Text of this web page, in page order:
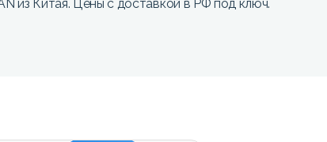
из Китая. Цены с доставкой в РФ под ключ.